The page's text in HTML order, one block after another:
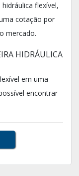
flexível,
cotação por
mercado.
HIDRÁULICA
em uma
encontrar